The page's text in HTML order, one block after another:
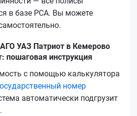
в базе РСА. Вы можете
УАЗ Патриот в Кемерово
пошаговая инструкция
с помощью калькулятора
номер
автоматически подгрузит